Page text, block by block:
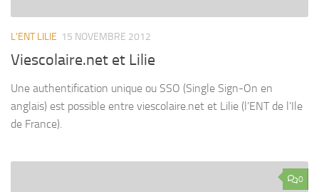
L'ENT LILIE 15 NOVEMBRE 2012
Viescolaire.net et Lilie
Une authentification unique ou SSO (Single Sign-On en
anglais) est possible entre viescolaire.net et Lilie (l’ENT de l’Ile
de France).
0